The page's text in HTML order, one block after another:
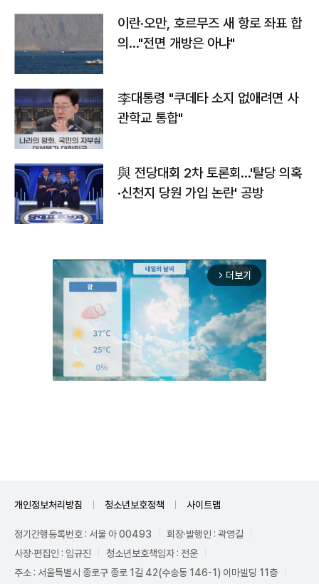
이란·오만, 호르무즈 새 항로 좌표 합
의…"전면 개방은 아냐"
李대통령 "쿠데타 소지 없애려면 사
관학교 통합"
與 전당대회 2차 토론회…'탈당 의혹
·신천지 당원 가입 논란' 공방
arrow_forward_ios 더보기
개인정보처리방침 청소년보호정책 사이트맵
정기간행등록번호 : 서울 아 00493
회장·발행인 : 곽영길
사장·편집인 : 임규진
청소년보호책임자 : 전운
주소 : 서울특별시 종로구 종로 1길 42(수송동 146-1) 이마빌딩 11층